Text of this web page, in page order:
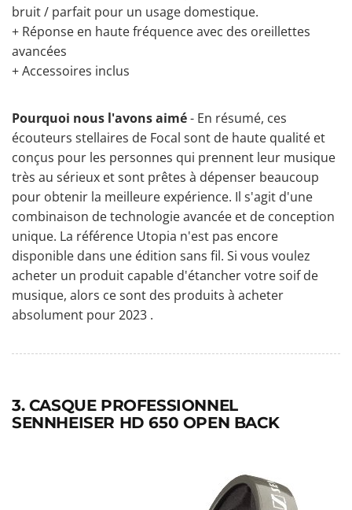
bruit / parfait pour un usage domestique.
+ Réponse en haute fréquence avec des oreillettes
avancées
+ Accessoires inclus
Pourquoi nous l'avons aimé- En résumé, ces
écouteurs stellaires de Focal sont de haute qualité et
conçus pour les personnes qui prennent leur musique
très au sérieux et sont prêtes à dépenser beaucoup
pour obtenir la meilleure expérience. Il s'agit d'une
combinaison de technologie avancée et de conception
unique. La référence Utopia n'est pas encore
disponible dans une édition sans fil. Si vous voulez
acheter un produit capable d'étancher votre soif de
musique, alors ce sont des produits à acheter
absolument pour 2023 .
3. CASQUE PROFESSIONNEL
SENNHEISER HD 650 OPEN BACK